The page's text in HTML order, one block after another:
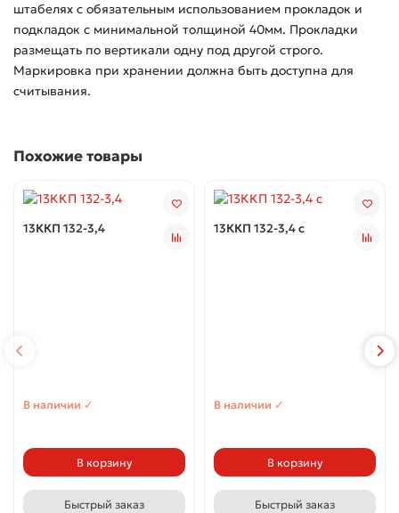
штабелях с обязательным использованием прокладок и
подкладок с минимальной толщиной 40мм. Прокладки
размещать по вертикали одну под другой строго.
Маркировка при хранении должна быть доступна для
считывания.
Похожие товары
13ККП 132-3,4
В наличии ✓
В корзину
Быстрый заказ
13ККП 132-3,4 с
В наличии ✓
В корзину
Быстрый заказ